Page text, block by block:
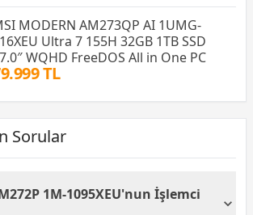
MODERN AM273QP AI 1UMG-
Ultra 7 155H 32GB 1TB SSD
WQHD FreeDOS All in One PC
TL
Sorular
1M-1095XEU'nun İşlemci